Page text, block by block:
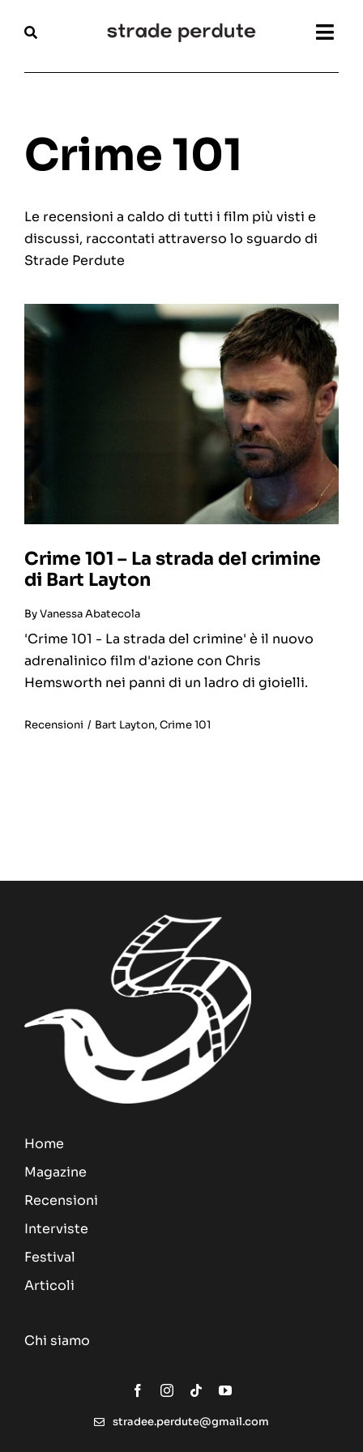
Magazine
Interviste
Articoli
Crime 101
Le recensioni a caldo di tutti i film più visti e
discussi, raccontati attraverso lo sguardo di
Strade Perdute
Crime 101 – La strada del crimine
di Bart Layton
ByVanessa Abatecola
'Crime 101 - La strada del crimine' è il nuovo
adrenalinico film d'azione con Chris
Hemsworth nei panni di un ladro di gioielli.
Recensioni / Bart Layton,Crime 101
Home
Magazine
Recensioni
Interviste
Festival
Articoli
Chi siamo
stradee.perdute@gmail.com